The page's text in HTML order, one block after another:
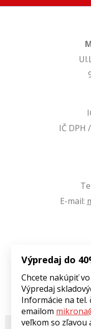
IČ DPH
E-mail:
Výpredaj do
Chcete nakúpiť
Výpredaj
Informácie na tel.
emailom
veľkom so zľavou